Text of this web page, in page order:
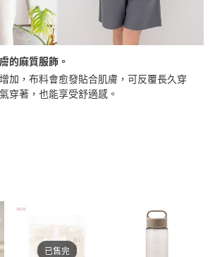
的麻質服飾。
加，布料會愈發貼合肌膚，可反覆長久穿
穿著，也能享受舒適感。
已售完